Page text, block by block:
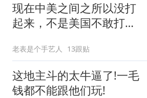
现在中美之间之所以没打
起来，不是美国不敢打或
老表是个手艺人 13跟贴
这地主斗的太牛逼了!一毛
钱都不能跟他们玩!